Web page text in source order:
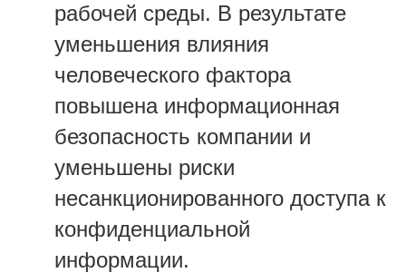
рабочей среды. В результате
уменьшения влияния
человеческого фактора
повышена информационная
безопасность компании и
уменьшены риски
несанкционированного доступа к
конфиденциальной
информации.